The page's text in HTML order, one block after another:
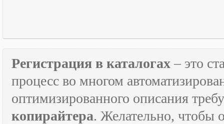
Регистрация в каталогах– это
процесс во многом
оптимизированного описания
копирайтера. Желательно, чтобы